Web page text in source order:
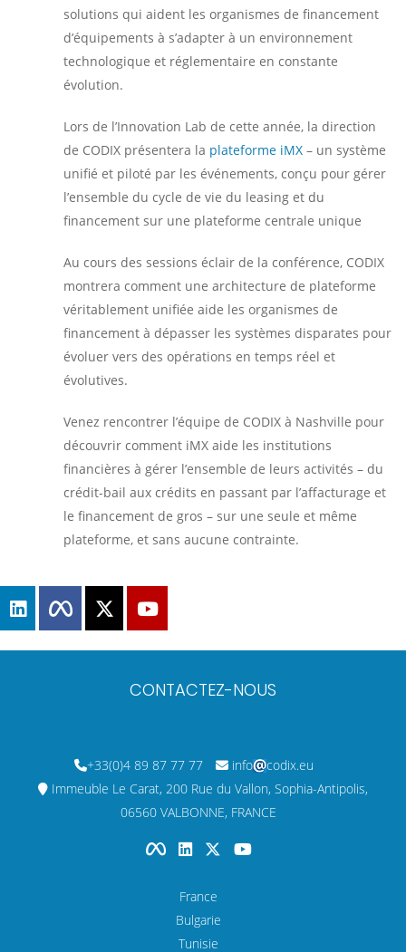
solutions qui aident les organismes de financement
d’équipements à s’adapter à un environnement
technologique et réglementaire en constante
évolution.
Lors de l’Innovation Lab de cette année, la direction
de CODIX présentera la plateforme iMX – un système
unifié et piloté par les événements, conçu pour gérer
l’ensemble du cycle de vie du leasing et du
financement sur une plateforme centrale unique
Au cours des sessions éclair de la conférence, CODIX
montrera comment une architecture de plateforme
véritablement unifiée aide les organismes de
financement à dépasser les systèmes disparates pour
évoluer vers des opérations en temps réel et
évolutives.
Venez rencontrer l’équipe de CODIX à Nashville pour
découvrir comment iMX aide les institutions
financières à gérer l’ensemble de leurs activités – du
crédit-bail aux crédits en passant par l’affacturage et
le financement de gros – sur une seule et même
plateforme, et sans aucune contrainte.
CONTACTEZ-NOUS
+33(0)4 89 87 77 77 info
codix.eu
Immeuble Le Carat, 200 Rue du Vallon, Sophia-Antipolis,
06560 VALBONNE, FRANCE
France
Bulgarie
Tunisie